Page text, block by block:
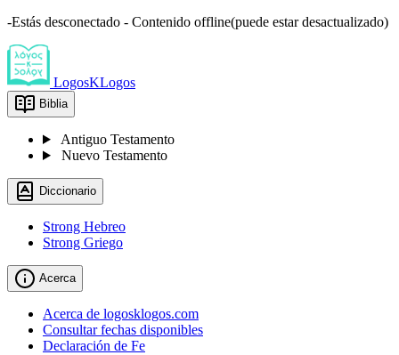
-Estás desconectado - Contenido offline(puede estar desactualizado)
LogosKLogos
Biblia
Antiguo Testamento
Nuevo Testamento
Diccionario
Strong Hebreo
Strong Griego
Acerca
Acerca de logosklogos.com
Consultar fechas disponibles
Declaración de Fe